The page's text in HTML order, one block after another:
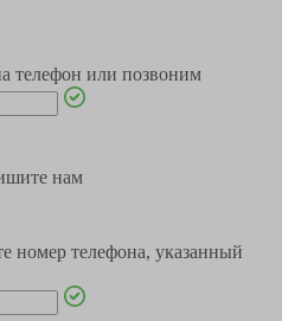
телефон или позвоним
нам
номер телефона, указанный